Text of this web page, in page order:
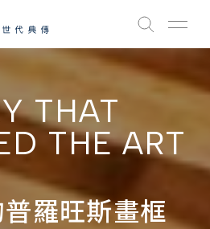
THAT
THE ART
羅旺斯畫框